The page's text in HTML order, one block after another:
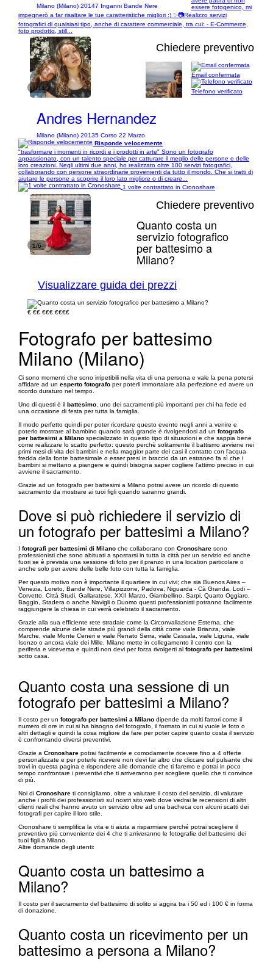
Milano (Milano) 20147 Inganni Bande Nere
essere fotogenico, mi
impegnerò a far risaltare le tue caratteristiche migliori :) ✨📷Realizzo servizi
fotografici di qualsiasi tipo, anche di carattere commerciale, tra cui: - E-Commerce,
foto prodotto, still...
1/14
Chiedere preventivo
Andres Hernandez
Milano (Milano) 20135 Corso 22 Marzo
Email confermata
Telefono verificato
Risponde velocemente
"trasformare i momenti in ricordi e i prodotti in arte" Sono un fotografo
appassionato, con un talento speciale per catturare il meglio delle persone e delle
loro creazioni. Negli ultimi due anni, ho realizzato oltre 100 servizi fotografici,
collaborando con persone straordinarie provenienti da tutto il mondo. Che si tratti di
aiutare le persone a scoprire il loro lato migliore o di creare...
1 volte contrattato in Cronoshare
1/6
Chiedere preventivo
Quanto costa un
servizio fotografico
per battesimo a
Milano?
Visualizzare guida dei prezzi
€ €€ €€€ €€€€
Fotografo per battesimo
Milano (Milano)
Ci sono momenti che sono irripetibili nella vita di una persona e vale la pena potersi
affidare ad un esperto fotografo per poterli immortalare alla perfezione ed avere un
ricordo duraturo nel tempo.
Uno di questi è il battesimo , uno dei sacramenti più importanti per chi ha fede ed
una occasione di festa per tutta la famiglia.
Il modo perfetto quindi per poter ricordare questo evento negli anni a venire e
poterlo mostrare al bambino quando sarà grande è rivolgendosi ad un fotografo
per battesimi a Milano specializzato in questo tipo di situazioni e che sappia bene
come realizzare lo scatto perfetto: questo perchè solitamente il battismo avviene nei
primi mesi di vita dei bambini e nella maggior parte dei casi il contatto con l'acqua
fredda della fonte battesimale o esser presi in braccio da un estraneo fa sì che i
bambini si mettano a piangere e quindi bisogna saper cogliere l'attimo preciso in cui
avviene il sacramento.
Grazie ad un fotografo per battesimi a Milano potrai avere un ricordo di questo
sacramento da mostrare ai tuoi figli quando saranno grandi.
Dove si può richiedere il servizio di
un fotografo per battesimi a Milano?
I fotografi per battesimi di Milano che collaborano con Cronoshare sono
professionisti che sono abituati a spostarsi in tutta la città per un servizio ed anche
fuori se è prevista una sessione di foto per il pranzo in una location particolare o
anche solo per avere delle belle foto con tutta la famiglia.
Per questo motivo non è importante il quartiere in cui vivi; che sia Buenos Aires –
Venezia, Loreto, Bande Nere, Villapizzone, Padova, Niguarda - Cà Granda, Lodi –
Corvetto, Città Studi, Gallaratese, XXII Marzo, Giambellino, Sarpi, Quarto Oggiaro,
Baggio, Stadera o anche Navigli o Duomo questi professionisti potranno facilmente
raggiungere la chiesa in cui verrà celebrato il sacramento.
Grazie alla sua efficiente rete stradale come la Circonvallazione Esterna, che
comprende alcune delle strade più grandi della città come viale Brianza, viale
Marche, viale Monte Ceneri e viale Renato Serra, viale Cassala, viale Liguria, viale
Isonzo o ancora viale dei Mille, Milano mette in collegamento il centro con la
periferia e viceversa e quindi non devi per forza rivolgerti al fotografo per battesimi
sotto casa.
Quanto costa una sessione di un
fotografo per battesimi a Milano?
Il costo per un fotografo per battesimi a Milano dipende da molti fattori come il
numero di ore in cui si ha bisogno del fotografo, il formato in cui si vuole le foto o
altri dettagli e quindi la cosa migliore da fare per poter capire quanto costa il servizio
è confrontando diversi preventivi.
Grazie a Cronoshare potrai facilmente e comodamente ricevere fino a 4 offerte
personalizzate e per poterle ricevere non devi far altro che cliccare sul pulsante che
trovi in questa pagina e rispondere alle domande che ti faremo e potrai in poco
tempo confrontare i preventivi che ti arriveranno per scegliere quello che ti convince
di più.
Noi di Cronoshare ti consigliamo, oltre a valutare il costo del servizio, di valutare
anche i profili dei professionisti sul nostri sito web dove vedrai le recensioni di altri
clienti reali che hanno avuto un servizio oltre ad una bacheca con alcuni scatti dei
fotografi per capire il loro stile.
Cronoshare ti semplifica la vita e ti aiuta a risparmiare perché potrai scegliere il
preventivo più conveniente dei 4 che ti arriveranno le fotografie del battesimo dei
tuoi figli a Milano.
Altre domande degli utenti:
Quanto costa un battesimo a
Milano?
Il costo per il sacramento del battesimo di solito si aggira tra i 50 ed i 100 € in forma
di donazione.
Quanto costa un ricevimento per un
battesimo a persona a Milano?